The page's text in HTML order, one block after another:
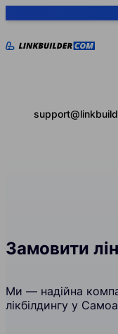
Замовити
Ми — надійна
лікбілдингу у